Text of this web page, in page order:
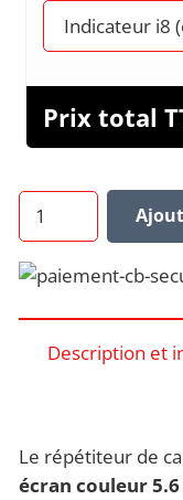
Prix total
quantité
de
LXNAV
LX9000
D
REPETITEUR
Description et
Le répétiteur de
écran couleur